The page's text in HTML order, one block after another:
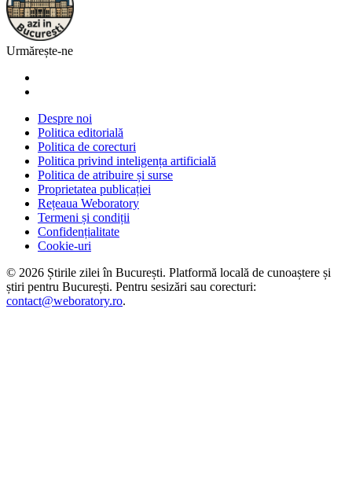
Urmărește-ne
Despre noi
Politica editorială
Politica de corecturi
Politica privind inteligența artificială
Politica de atribuire și surse
Proprietatea publicației
Rețeaua Weboratory
Termeni și condiții
Confidențialitate
Cookie-uri
© 2026 Știrile zilei în București. Platformă locală de cunoaștere și
știri pentru București. Pentru sesizări sau corecturi:
contact@weboratory.ro.